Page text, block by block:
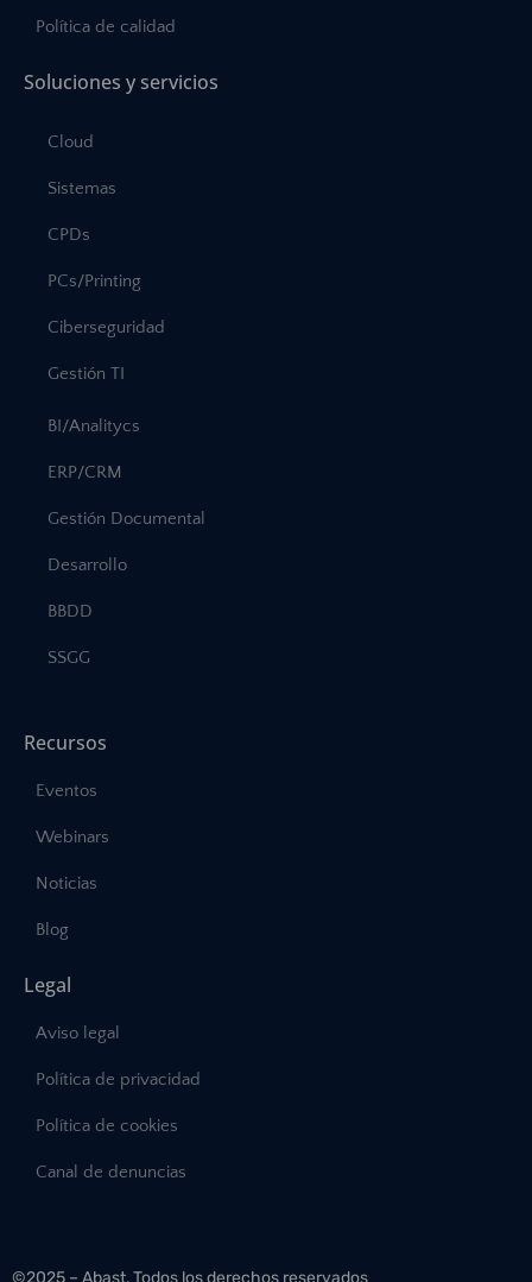
Política de calidad
Soluciones y servicios
Cloud
Sistemas
CPDs
PCs/Printing
Ciberseguridad
Gestión TI
BI/Analitycs
ERP/CRM
Gestión Documental
Desarrollo
BBDD
SSGG
Recursos
Eventos
Webinars
Noticias
Blog
Legal
Aviso legal
Política de privacidad
Política de cookies
Canal de denuncias
©2025 – Abast, Todos los derechos reservados